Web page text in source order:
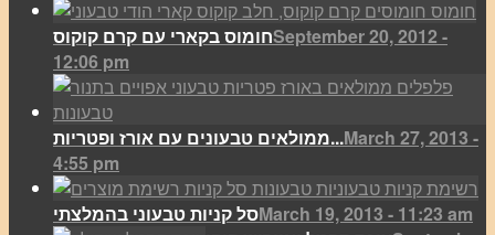
חומוס בקארי עם קרם קוקוסSeptember 20, 2012 -
12:06 pm
ממולאים טבעונים עם אורז ופטריות...March 27, 2013 -
4:55 pm
סל קניות טבעוני בהמלצתיMarch 19, 2013 - 11:23 am